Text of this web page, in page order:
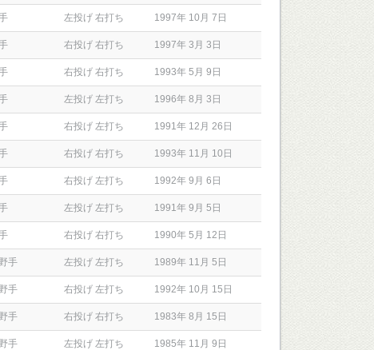
左投げ 右打ち 1997年 10月 7日
右投げ 右打ち 1997年 3月 3日
右投げ 右打ち 1993年 5月 9日
左投げ 左打ち 1996年 8月 3日
右投げ 左打ち 1991年 12月 26日
右投げ 右打ち 1993年 11月 10日
右投げ 左打ち 1992年 9月 6日
左投げ 左打ち 1991年 9月 5日
右投げ 右打ち 1990年 5月 12日
手 左投げ 左打ち 1989年 11月 5日
手 右投げ 左打ち 1992年 10月 15日
手 右投げ 右打ち 1983年 8月 15日
手 左投げ 左打ち 1985年 11月 9日